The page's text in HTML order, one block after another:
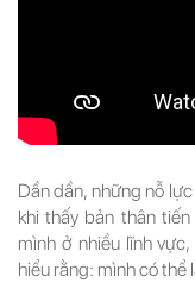
Dần dần, những nỗ
khi thấy bản thân
mình ở nhiều lĩnh
hiểu rằng: mình có